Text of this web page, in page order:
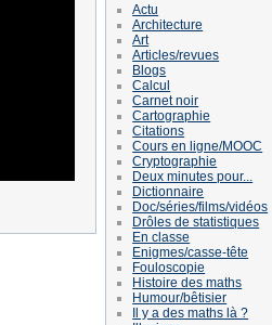
Actu
Architecture
Art
Articles/revues
Blogs
Calcul
Carnet noir
Cartographie
Citations
Cours en ligne/MOOC
Cryptographie
Deux minutes pour...
Dictionnaire
Doc/séries/films/vidéos
Drôles de statistiques
En classe
Enigmes/casse-tête
Fouloscopie
Histoire des maths
Humour/bêtisier
Il y a des maths là ?